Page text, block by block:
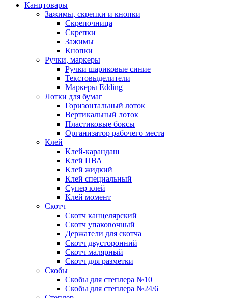
Канцтовары
Зажимы, скрепки и кнопки
Скрепочница
Скрепки
Зажимы
Кнопки
Ручки, маркеры
Ручки шариковые синие
Текстовыделители
Маркеры Edding
Лотки для бумаг
Горизонтальный лоток
Вертикальный лоток
Пластиковые боксы
Организатор рабочего места
Клей
Клей-карандаш
Клей ПВА
Клей жидкий
Клей специальный
Супер клей
Клей момент
Скотч
Скотч канцелярский
Скотч упаковочный
Держатели для скотча
Скотч двусторонний
Скотч малярный
Скотч для разметки
Скобы
Скобы для степлера №10
Скобы для степлера №24/6